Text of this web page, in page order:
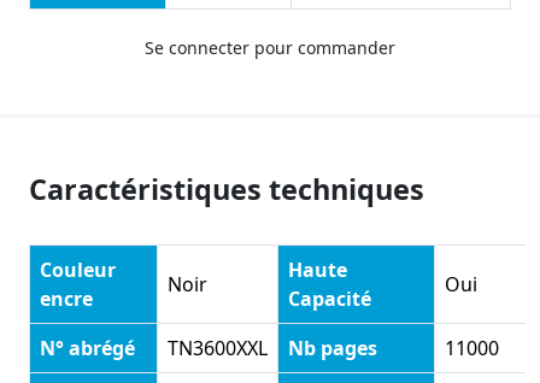
Se connecter pour commander
Caractéristiques techniques
Couleur
encre
Noir
Haute
Capacité
Oui
N° abrégé TN3600XXL Nb pages
11000